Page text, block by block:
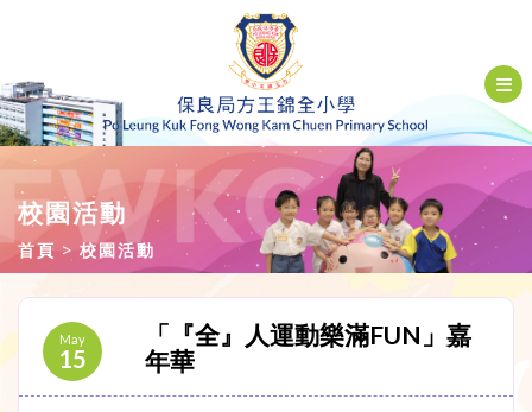
校園活動
首頁 校園活動
May
15
「『全』人運動樂滿FUN」嘉
年華